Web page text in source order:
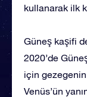
kullanarak ilk
Güneş kaşifi
2020’de
için
Venüs’ün